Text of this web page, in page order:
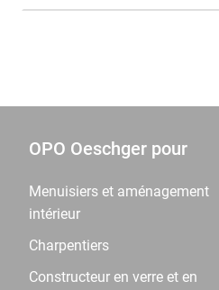
OPO Oeschger pour
Menuisiers et aménagement
intérieur
Charpentiers
Constructeur en verre et en